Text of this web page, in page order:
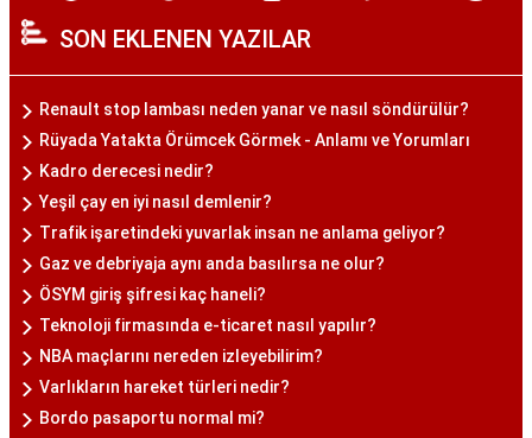
SON EKLENEN YAZILAR
Renault stop lambası neden yanar ve nasıl söndürülür?
Rüyada Yatakta Örümcek Görmek - Anlamı ve Yorumları
Kadro derecesi nedir?
Yeşil çay en iyi nasıl demlenir?
Trafik işaretindeki yuvarlak insan ne anlama geliyor?
Gaz ve debriyaja aynı anda basılırsa ne olur?
ÖSYM giriş şifresi kaç haneli?
Teknoloji firmasında e-ticaret nasıl yapılır?
NBA maçlarını nereden izleyebilirim?
Varlıkların hareket türleri nedir?
Bordo pasaportu normal mi?